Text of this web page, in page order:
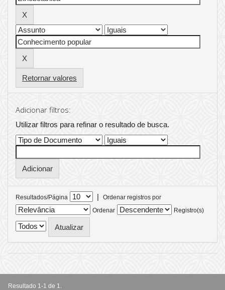
Retornar valores
Adicionar filtros:
Utilizar filtros para refinar o resultado de busca.
Resultados/Página |
Ordenar registros por
Ordenar
Registro(s)
Resultado 1-1 de 1.